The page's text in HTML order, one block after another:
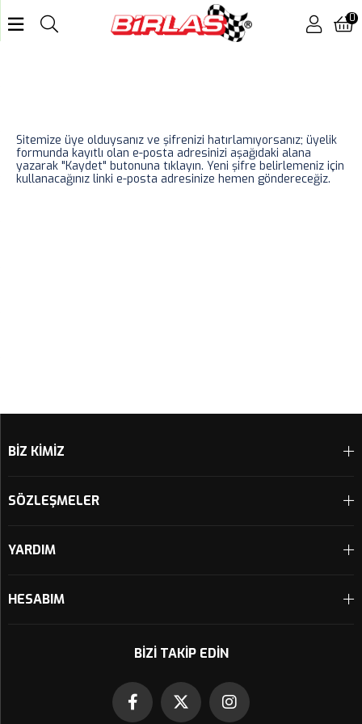
0
Sitemize üye olduysanız ve şifrenizi hatırlamıyorsanız; üyelik
formunda kayıtlı olan e-posta adresinizi aşağıdaki alana
yazarak "Kaydet" butonuna tıklayın. Yeni şifre belirlemeniz için
kullanacağınız linki e-posta adresinize hemen göndereceğiz.
BİZ KİMİZ
SÖZLEŞMELER
YARDIM
HESABIM
BIZI TAKIP EDIN